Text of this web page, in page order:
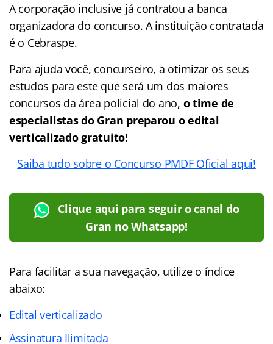
A corporação inclusive já contratou a banca
organizadora do concurso. A instituição contratada
é o Cebraspe.
Para ajuda você, concurseiro, a otimizar os seus
estudos para este que será um dos maiores
concursos da área policial do ano, o time de
especialistas do Gran preparou o edital
verticalizado gratuito!
Saiba tudo sobre o Concurso PMDF Oficial aqui!
Clique aqui para seguir o canal do
Gran no Whatsapp!
Para facilitar a sua navegação, utilize o índice
abaixo:
Edital verticalizado
Assinatura Ilimitada